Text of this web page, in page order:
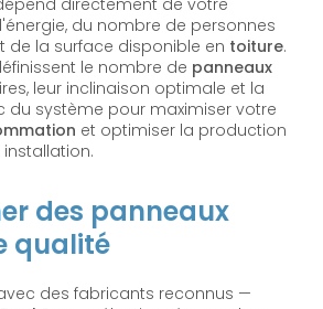
directement de votre
du nombre de personnes
de la surface disponible en toiture.
le nombre de panneaux
leur inclinaison optimale et la
du système pour maximiser votre
et optimiser la production
des panneaux
qualité
avec des fabricants reconnus —